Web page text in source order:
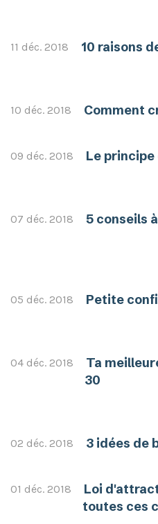
11 déc. 2018 10 raisons
10 déc. 2018 Comment
09 déc. 2018 Le
07 déc. 2018 5 conseils
05 déc. 2018 Petite
04 déc. 2018
Ta
30
02 déc. 2018 3 idées de
01 déc. 2018
Loi
toutes ces